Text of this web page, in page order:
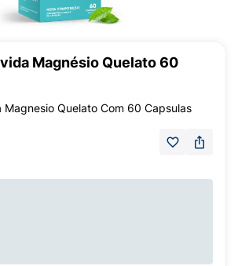
Magnésio Quelato 60
Magnesio Quelato Com 60 Capsulas